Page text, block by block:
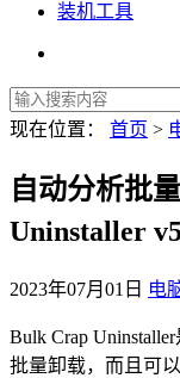
装机工具
现在位置： 首页 >
自动分析批
Uninstaller
2023年07月01日 电
Bulk Crap
批量卸载，而且可